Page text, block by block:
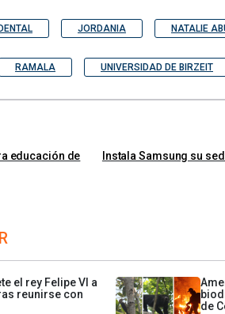
JORDANIA NATALIE
RAMALA UNIVERSIDAD DE BIRZEIT
educación de
Instala Samsung su
el rey Felipe VI a
reunirse con
de